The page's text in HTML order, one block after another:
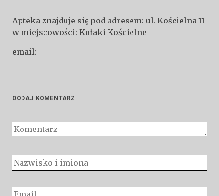
Apteka znajduje się pod adresem: ul. Kościelna 11
w miejscowości: Kołaki Kościelne
email:
DODAJ KOMENTARZ